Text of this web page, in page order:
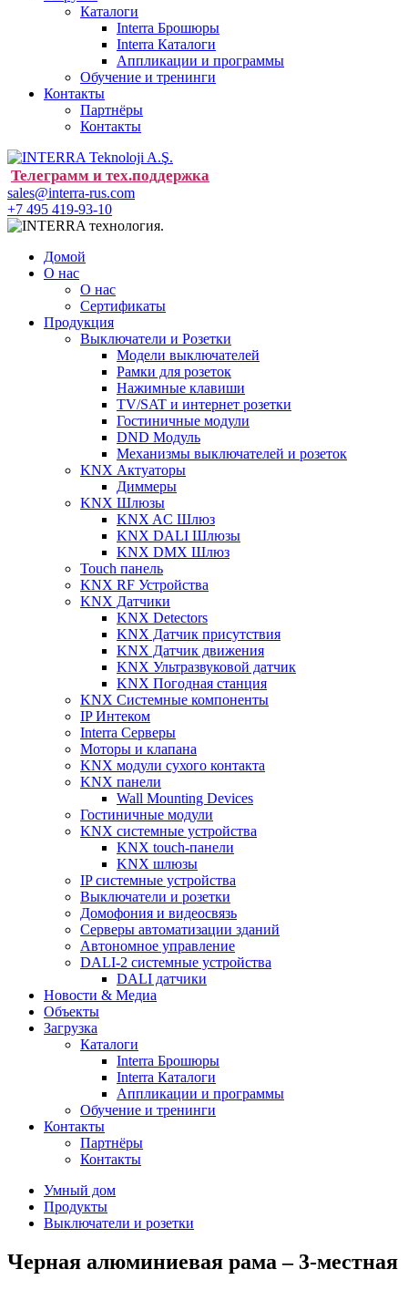
Каталоги
Interra Брошюры
Interra Каталоги
Аппликации и программы
Обучение и тренинги
Контакты
Партнёры
Контакты
Телеграмм и тех.поддержка
sales@interra-rus.com
+7 495 419-93-10
Домой
О нас
О нас
Сертификаты
Продукция
Выключатели и Розетки
Модели выключателей
Рамки для розеток
Нажимные клавиши
TV/SAT и интернет розетки
Гостиничные модули
DND Модуль
Механизмы выключателей и розеток
KNX Актуаторы
Диммеры
KNX Шлюзы
KNX AC Шлюз
KNX DALI Шлюзы
KNX DMX Шлюз
Touch панель
KNX RF Устройства
KNX Датчики
KNX Detectors
KNX Датчик присутствия
KNX Датчик движения
KNX Ультразвуковой датчик
KNX Погодная станция
KNX Системные компоненты
IP Интеком
Interra Серверы
Моторы и клапана
KNX модули сухого контакта
KNX панели
Wall Mounting Devices
Гостиничные модули
KNX системные устройства
KNX touch-панели
KNX шлюзы
IP системные устройства
Выключатели и розетки
Домофония и видеосвязь
Серверы автоматизации зданий
Автономное управление
DALI-2 системные устройства
DALI датчики
Новости & Медиа
Объекты
Загрузка
Каталоги
Interra Брошюры
Interra Каталоги
Аппликации и программы
Обучение и тренинги
Контакты
Партнёры
Контакты
Умный дом
Продукты
Выключатели и розетки
Черная алюминиевая рама – 3-местная